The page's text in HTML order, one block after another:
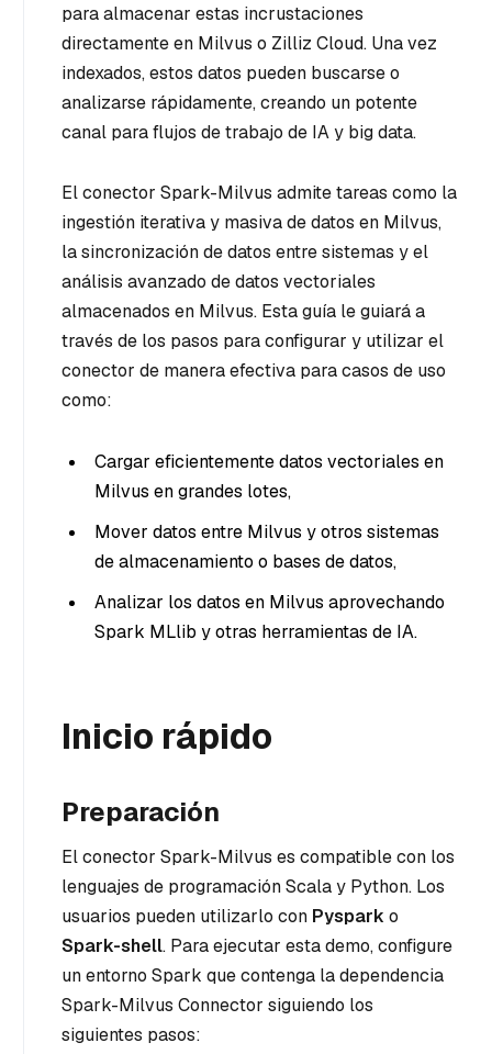
para almacenar estas incrustaciones
directamente en Milvus o Zilliz Cloud. Una vez
indexados, estos datos pueden buscarse o
analizarse rápidamente, creando un potente
canal para flujos de trabajo de IA y big data.
El conector Spark-Milvus admite tareas como la
ingestión iterativa y masiva de datos en Milvus,
la sincronización de datos entre sistemas y el
análisis avanzado de datos vectoriales
almacenados en Milvus. Esta guía le guiará a
través de los pasos para configurar y utilizar el
conector de manera efectiva para casos de uso
como:
Cargar eficientemente datos vectoriales en
Milvus en grandes lotes,
Mover datos entre Milvus y otros sistemas
de almacenamiento o bases de datos,
Analizar los datos en Milvus aprovechando
Spark MLlib y otras herramientas de IA.
Inicio rápido
Preparación
El conector Spark-Milvus es compatible con los
lenguajes de programación Scala y Python. Los
usuarios pueden utilizarlo con Pyspark o
Spark-shell. Para ejecutar esta demo, configure
un entorno Spark que contenga la dependencia
Spark-Milvus Connector siguiendo los
siguientes pasos: